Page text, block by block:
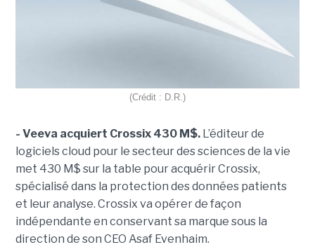
(Crédit : D.R.)
- Veeva acquiert Crossix 430 M$.L’éditeur de
logiciels cloud pour le secteur des sciences de la vie
met 430 M$ sur la table pour acquérir Crossix,
spécialisé dans la protection des données patients
et leur analyse. Crossix va opérer de façon
indépendante en conservant sa marque sous la
direction de son CEO Asaf Evenhaim.